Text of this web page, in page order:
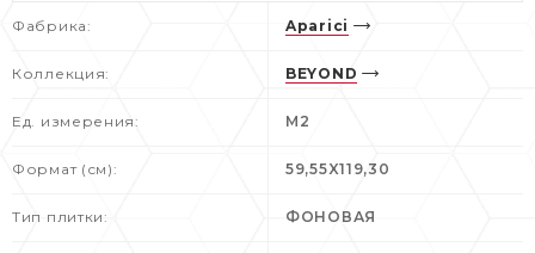
Фабрика: Aparici
Коллекция: BEYOND
Ед. измерения: M2
Формат (см): 59,55X119,30
Тип плитки: ФОНОВАЯ